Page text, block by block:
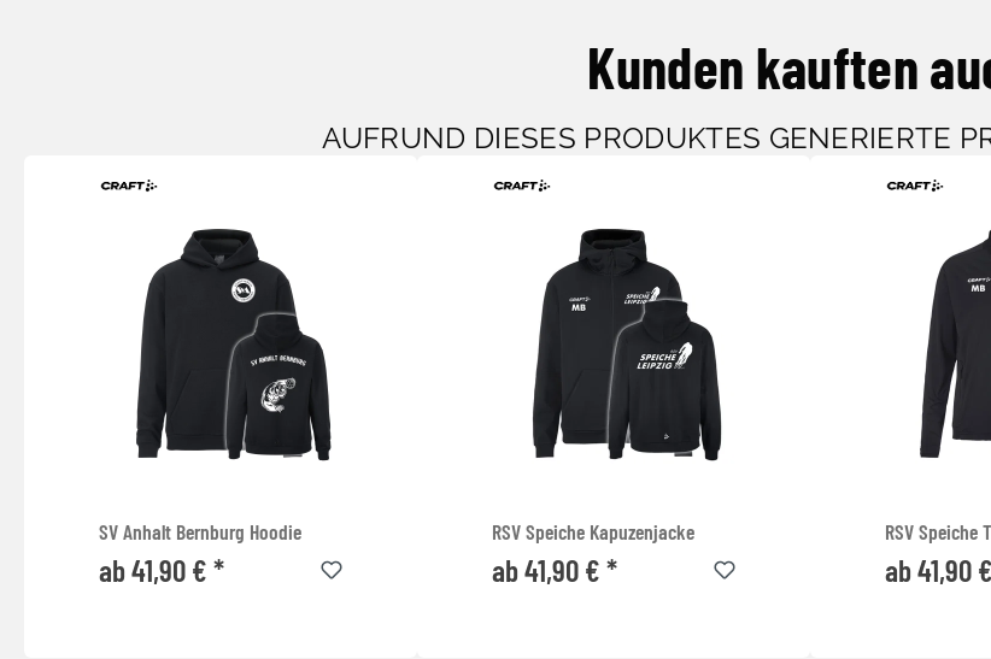
Kunden kauften
AUFRUND DIESES PRODUKTES GENERIERTE
SV Anhalt Bernburg Hoodie
ab 41,90 € *
RSV Speiche Kapuzenjacke
ab 41,90 € *
RSV
ab 41,90